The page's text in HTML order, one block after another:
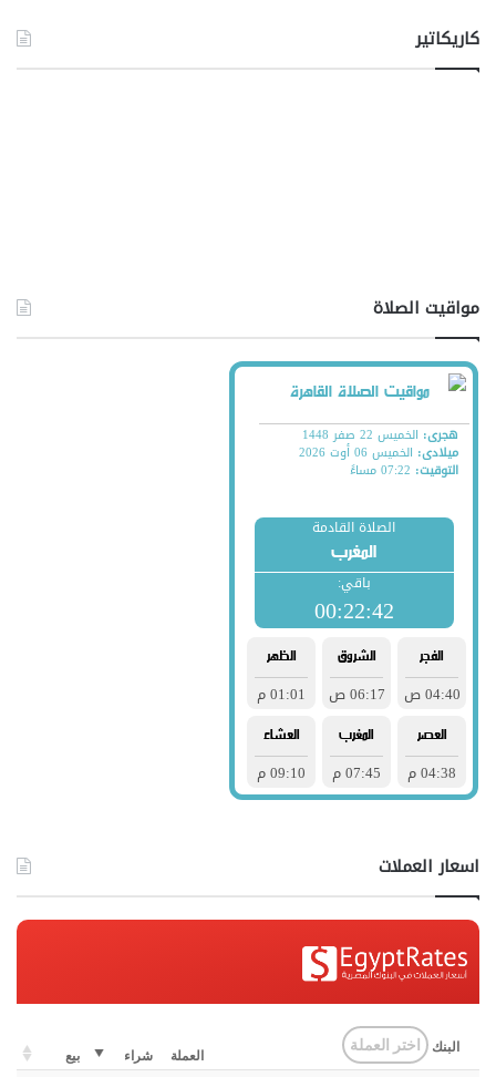
كاريكاتير
مواقيت الصلاة
اسعار العملات